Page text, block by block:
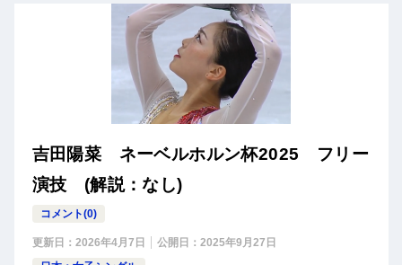
吉田陽菜 ネーベルホルン杯2025 フリー
演技 (解説：なし)
コメント(0)
更新日： 2026年4月7日 公開日： 2025年9月27日